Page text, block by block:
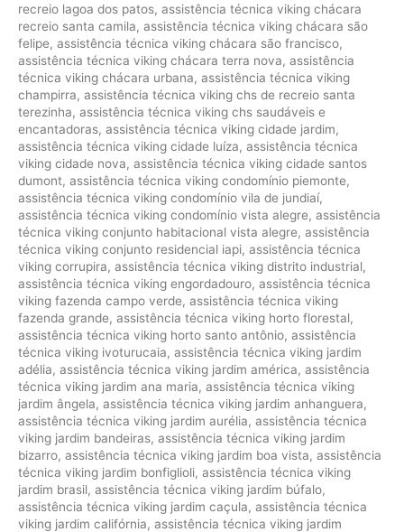
recreio lagoa dos patos, assistência técnica viking chácara
recreio santa camila, assistência técnica viking chácara são
felipe, assistência técnica viking chácara são francisco,
assistência técnica viking chácara terra nova, assistência
técnica viking chácara urbana, assistência técnica viking
champirra, assistência técnica viking chs de recreio santa
terezinha, assistência técnica viking chs saudáveis e
encantadoras, assistência técnica viking cidade jardim,
assistência técnica viking cidade luíza, assistência técnica
viking cidade nova, assistência técnica viking cidade santos
dumont, assistência técnica viking condomínio piemonte,
assistência técnica viking condomínio vila de jundiaí,
assistência técnica viking condomínio vista alegre, assistência
técnica viking conjunto habitacional vista alegre, assistência
técnica viking conjunto residencial iapi, assistência técnica
viking corrupira, assistência técnica viking distrito industrial,
assistência técnica viking engordadouro, assistência técnica
viking fazenda campo verde, assistência técnica viking
fazenda grande, assistência técnica viking horto florestal,
assistência técnica viking horto santo antônio, assistência
técnica viking ivoturucaia, assistência técnica viking jardim
adélia, assistência técnica viking jardim américa, assistência
técnica viking jardim ana maria, assistência técnica viking
jardim ângela, assistência técnica viking jardim anhanguera,
assistência técnica viking jardim aurélia, assistência técnica
viking jardim bandeiras, assistência técnica viking jardim
bizarro, assistência técnica viking jardim boa vista, assistência
técnica viking jardim bonfiglioli, assistência técnica viking
jardim brasil, assistência técnica viking jardim búfalo,
assistência técnica viking jardim caçula, assistência técnica
viking jardim califórnia, assistência técnica viking jardim